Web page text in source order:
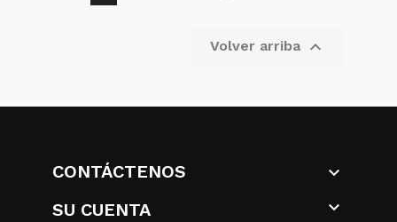
Volver arriba 
CONTÁCTENOS

SU CUENTA
